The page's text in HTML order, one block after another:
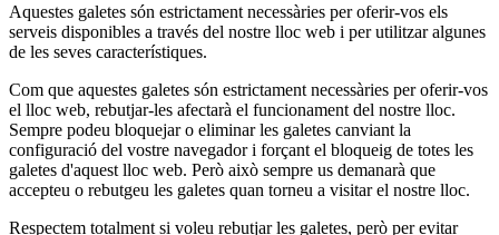
Aquestes galetes són estrictament necessàries per oferir-vos els
serveis disponibles a través del nostre lloc web i per utilitzar algunes
de les seves característiques.
Com que aquestes galetes són estrictament necessàries per oferir-vos
el lloc web, rebutjar-les afectarà el funcionament del nostre lloc.
Sempre podeu bloquejar o eliminar les galetes canviant la
configuració del vostre navegador i forçant el bloqueig de totes les
galetes d'aquest lloc web. Però això sempre us demanarà que
accepteu o rebutgeu les galetes quan torneu a visitar el nostre lloc.
Respectem totalment si voleu rebutjar les galetes, però per evitar